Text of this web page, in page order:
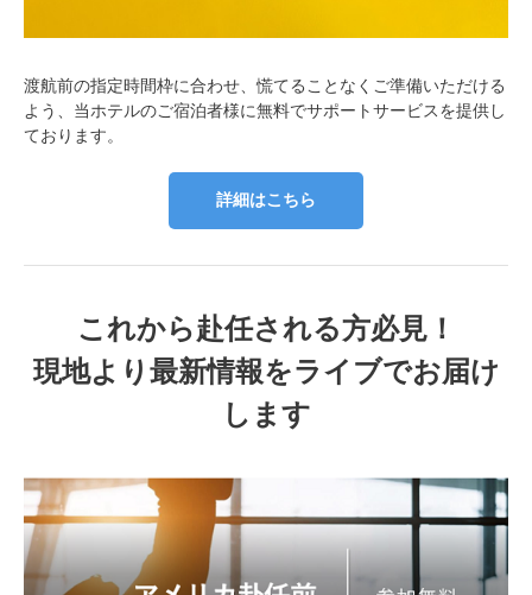
渡航前の指定時間枠に合わせ、慌てることなくご準備いただける
よう、当ホテルのご宿泊者様に無料でサポートサービスを提供し
ております。
詳細はこちら
これから赴任される方必見！
現地より最新情報をライブでお届け
します